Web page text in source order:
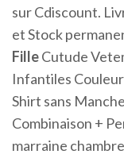
sur Cdiscount.
et Stock
FilleCutude
Infantiles
Shirt sans
Combinaison +
marraine